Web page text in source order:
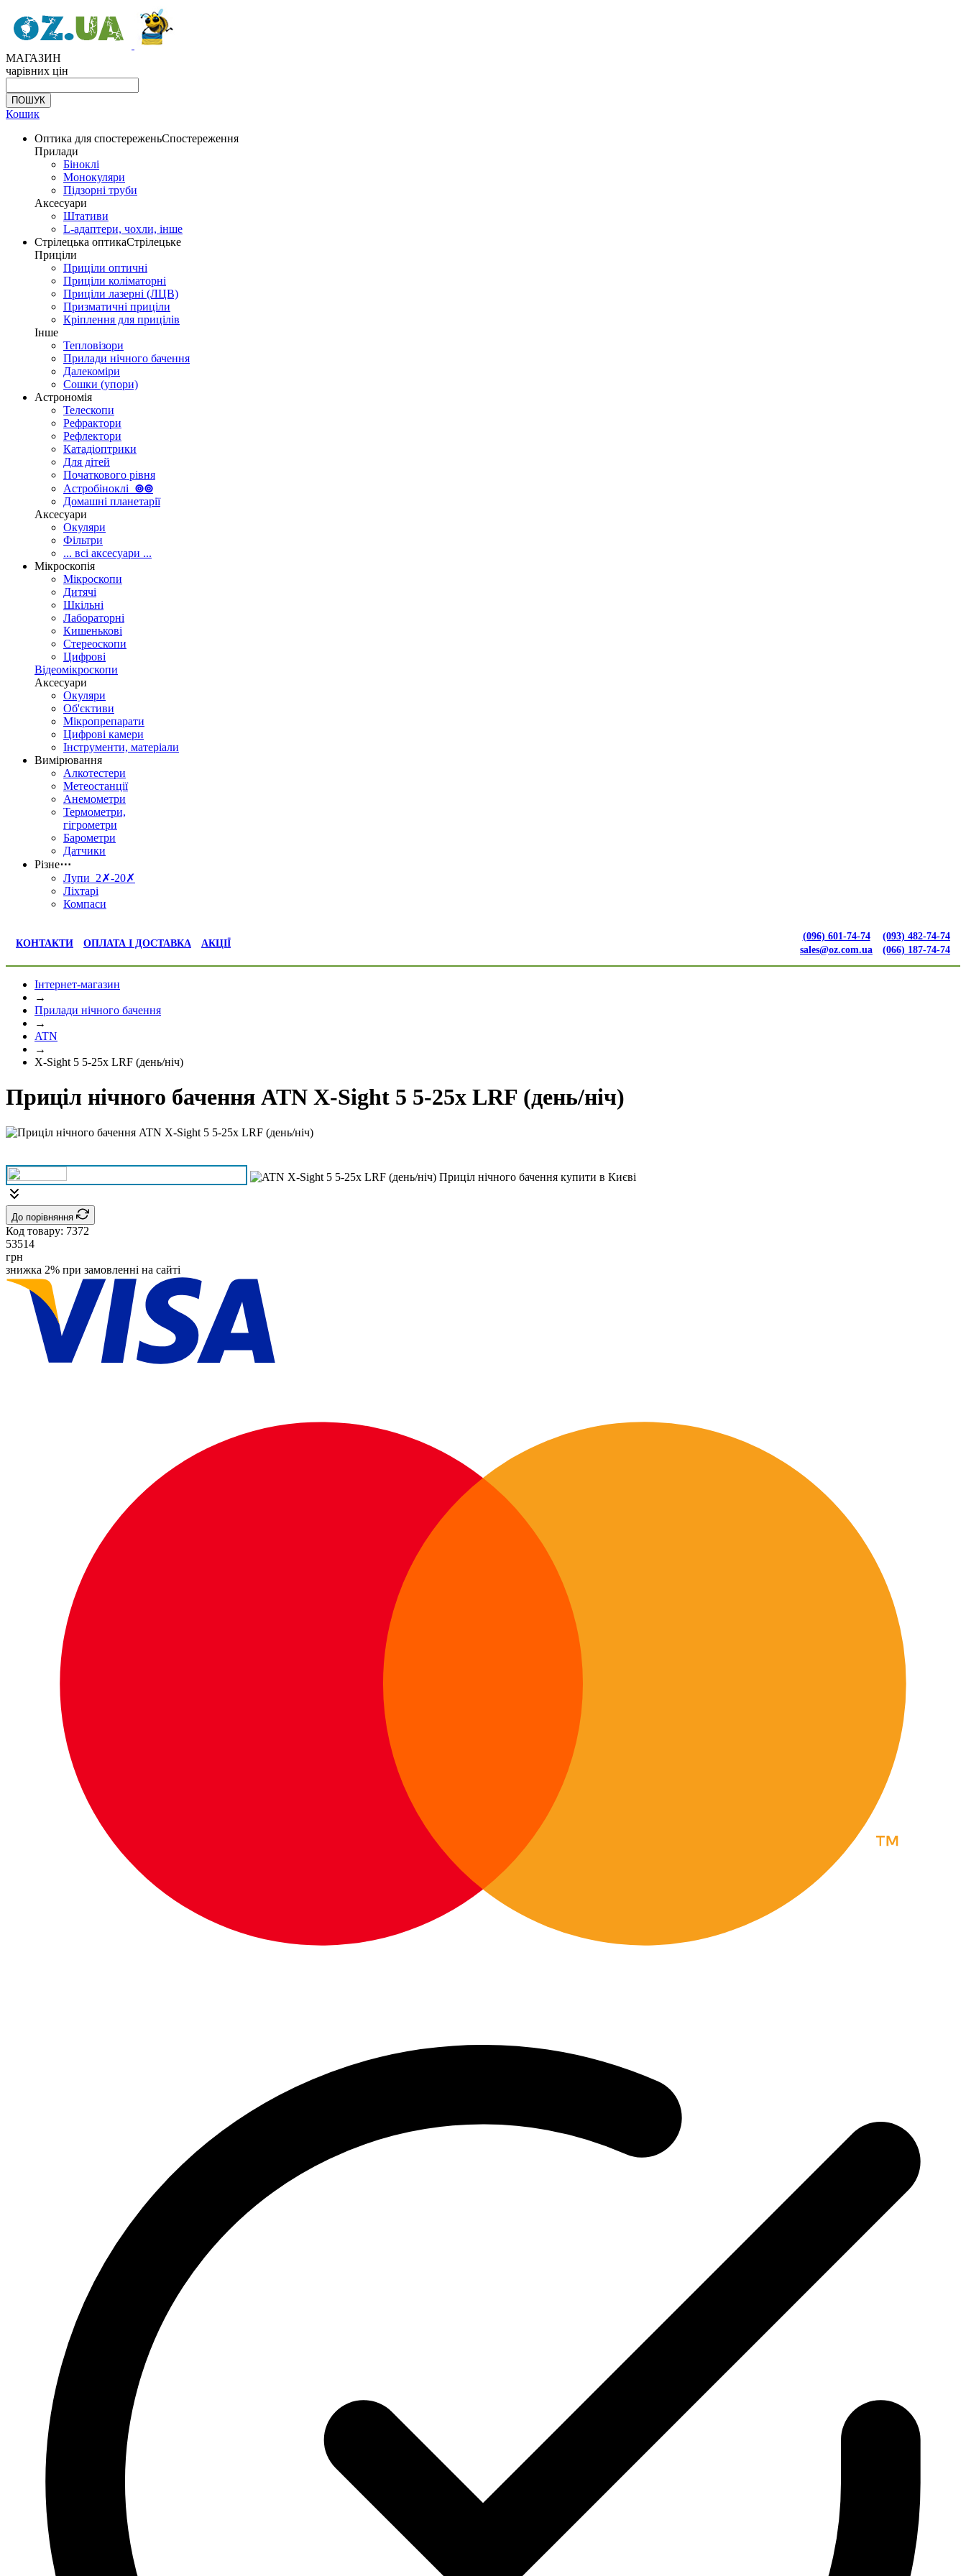
МАГАЗИН
чарівних цін
Кошик
Оптика для спостереженьСпостереження
Прилади
Біноклі
Монокуляри
Підзорні труби
Аксесуари
Штативи
L-адаптери, чохли, інше
Стрілецька оптикаСтрілецьке
Приціли
Приціли оптичні
Приціли коліматорні
Приціли лазерні (ЛЦВ)
Призматичні приціли
Кріплення для прицілів
Інше
Тепловізори
Прилади нічного бачення
Далекоміри
Сошки (упори)
Астрономія
Телескопи
Рефрактори
Рефлектори
Катадіоптрики
Для дітей
Початкового рівня
Астробіноклі ⊚⊚
Домашні планетарії
Аксесуари
Окуляри
Фільтри
... всі аксесуари ...
Мікроскопія
Мікроскопи
Дитячі
Шкільні
Лабораторні
Кишенькові
Стереоскопи
Цифрові
Відеомікроскопи
Аксесуари
Окуляри
Об'єктиви
Мікропрепарати
Цифрові камери
Інструменти, матеріали
Вимірювання
Алкотестери
Метеостанції
Анемометри
Термометри,
гігрометри
Барометри
Датчики
Різне⋯
Лупи 2✗-20✗
Ліхтарі
Компаси
КОНТАКТИ ОПЛАТА І ДОСТАВКА АКЦІЇ
(096) 601-74-74
sales@oz.com.ua
(093) 482-74-74
(066) 187-74-74
Інтернет-магазин
→
Прилади нічного бачення
→
ATN
→
X-Sight 5 5-25x LRF (день/ніч)
Приціл нічного бачення ATN X-Sight 5 5-25x LRF (день/ніч)
До порівняння
Код товару: 7372
53514
грн
знижка 2% при замовленні на сайті